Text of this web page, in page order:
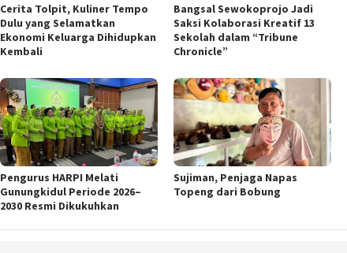
Cerita Tolpit, Kuliner Tempo
Dulu yang Selamatkan
Ekonomi Keluarga Dihidupkan
Kembali
Bangsal Sewokoprojo Jadi
Saksi Kolaborasi Kreatif 13
Sekolah dalam “Tribune
Chronicle”
Pengurus HARPI Melati
Gunungkidul Periode 2026–
2030 Resmi Dikukuhkan
Sujiman, Penjaga Napas
Topeng dari Bobung